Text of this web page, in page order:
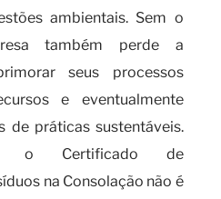
ambientais. Sem o
também perde a
seus processos
e eventualmente
de práticas sustentáveis.
o Certificado de
na Consolação não é